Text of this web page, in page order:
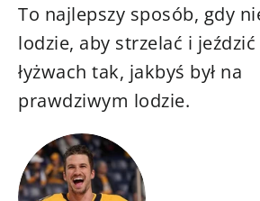
To najlepszy sposób, gdy
lodzie, aby strzelać i jeździć
łyżwach tak, jakbyś był na
prawdziwym lodzie.